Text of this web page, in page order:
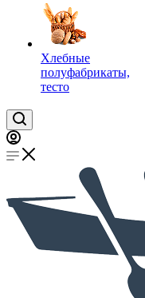
Хлебные
полуфабрикаты,
тесто